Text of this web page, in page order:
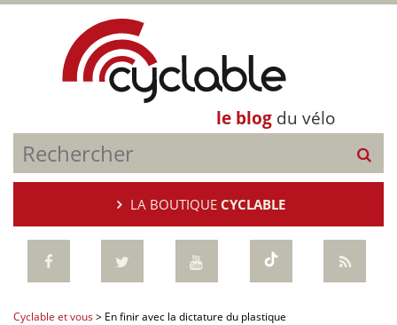
le blog du vélo
LA BOUTIQUE CYCLABLE
Cyclable et vous> En finir avec la dictature du plastique